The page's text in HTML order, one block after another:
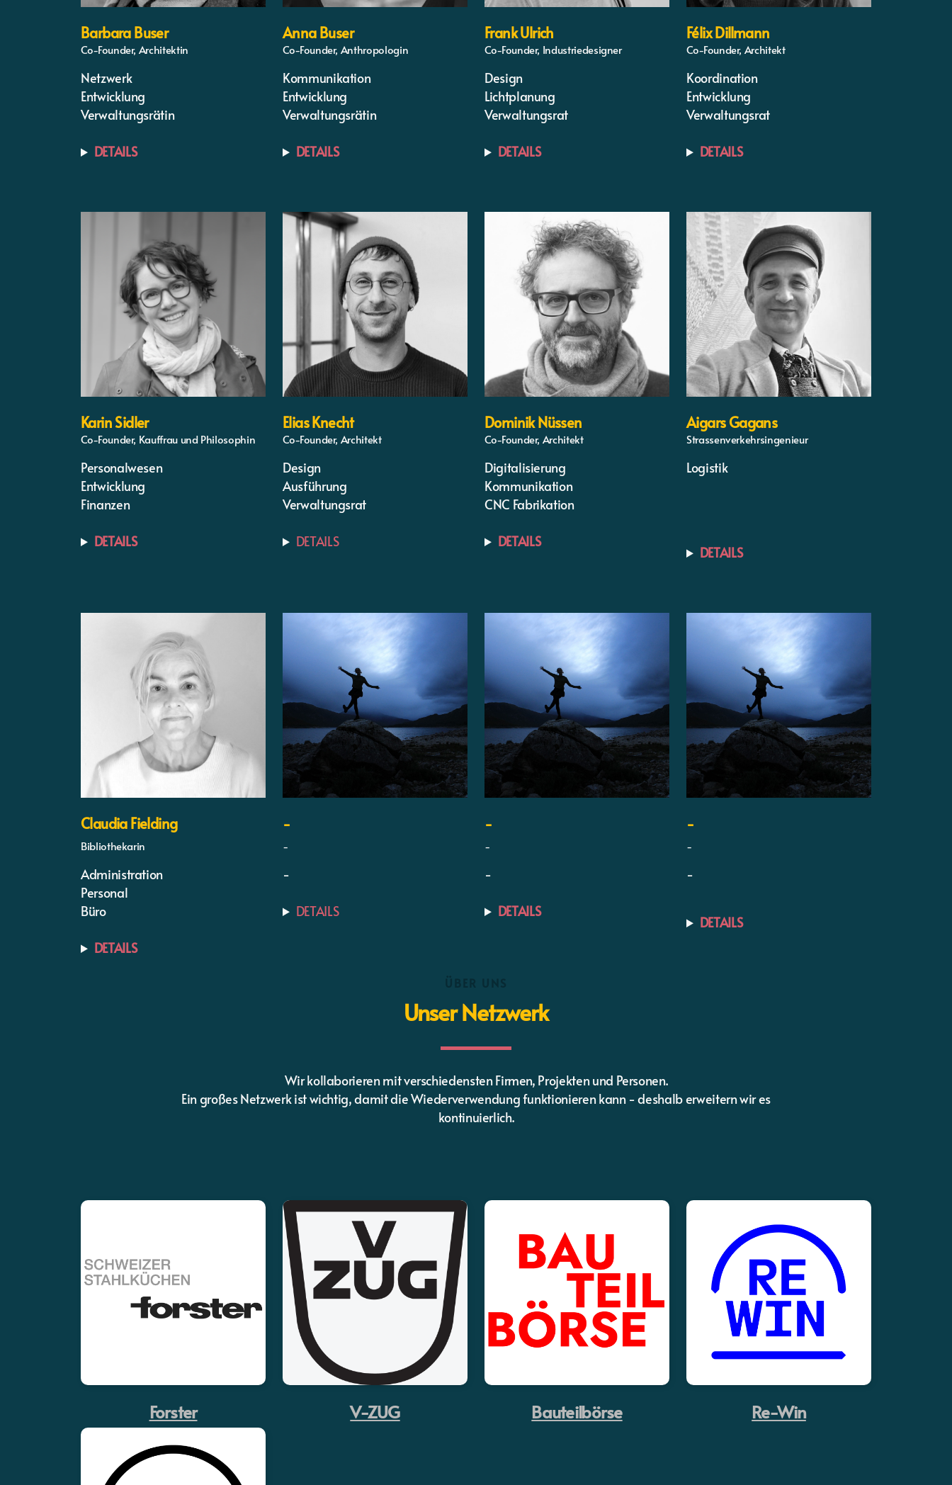
Barbara Buser
Co-Founder, Architektin
Netzwerk
Entwicklung
Verwaltungsrätin
DETAILS
Anna Buser
Co-Founder, Anthropologin
Kommunikation
Entwicklung
Verwaltungsrätin
DETAILS
Frank Ulrich
Co-Founder, Industriedesigner
Design
Lichtplanung
Verwaltungsrat
DETAILS
Félix Dillmann
Co-Founder, Architekt
Koordination
Entwicklung
Verwaltungsrat
DETAILS
Karin Sidler
Co-Founder, Kauffrau und Philosophin
Personalwesen
Entwicklung
Finanzen
DETAILS
Elias Knecht
Co-Founder, Architekt
Design
Ausführung
Verwaltungsrat
DETAILS
Dominik Nüssen
Co-Founder, Architekt
Digitalisierung
Kommunikation
CNC Fabrikation
DETAILS
Aigars Gagans
Strassenverkehrsingenieur
Logistik
DETAILS
Claudia Fielding
Bibliothekarin
Administration
Personal
Büro
DETAILS
-
-
-
DETAILS
-
-
-
DETAILS
-
-
-
DETAILS
Unser Netzwerk
Wir kollaborieren mit verschiedensten Firmen, Projekten und Personen.
Ein großes Netzwerk ist wichtig, damit die Wiederverwendung funktionieren kann - deshalb erweitern wir es
kontinuierlich.
Forster V-ZUG Bauteilbörse Re-Win